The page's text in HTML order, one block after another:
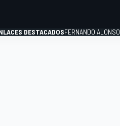
DESTACADOSFERNANDO ALONSO